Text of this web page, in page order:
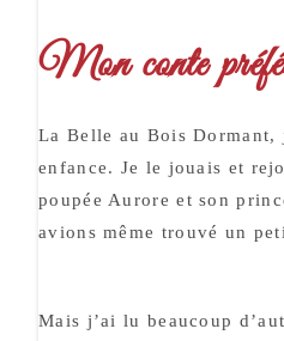
Mon conte
La Belle au Bois
enfance. Je le jouais et
poupée Aurore et son
avions même trouvé un
Mais j’ai lu beaucoup